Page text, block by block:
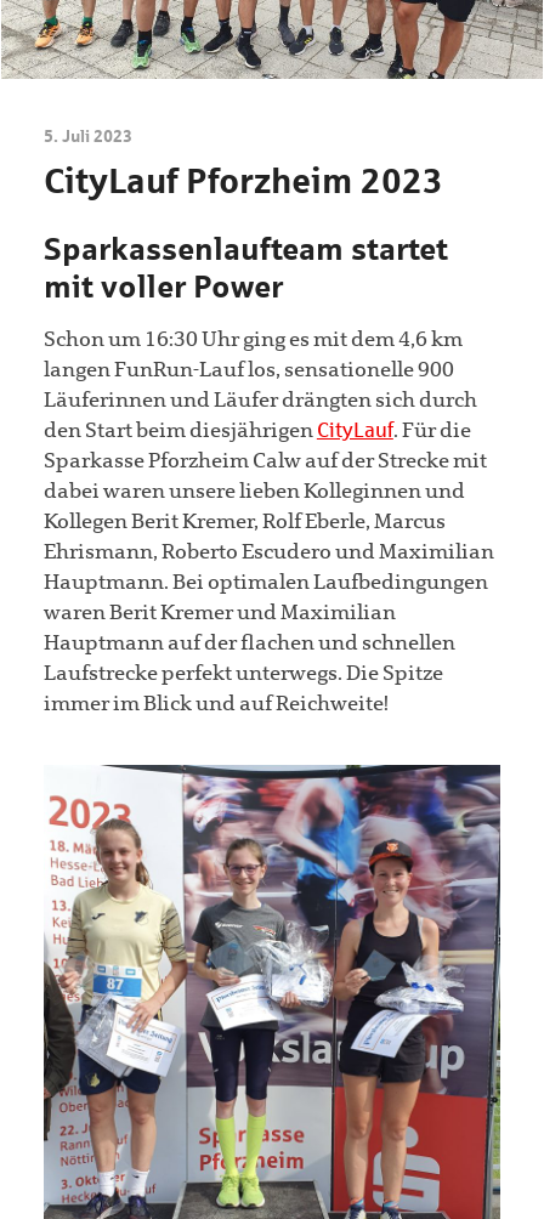
5. Juli 2023
CityLauf Pforzheim 2023
Sparkassenlaufteam startet
mit voller Power
Schon um 16:30 Uhr ging es mit dem 4,6 km
langen FunRun-Lauf los, sensationelle 900
Läuferinnen und Läufer drängten sich durch
den Start beim diesjährigen CityLauf. Für die
Sparkasse Pforzheim Calw auf der Strecke mit
dabei waren unsere lieben Kolleginnen und
Kollegen Berit Kremer, Rolf Eberle, Marcus
Ehrismann, Roberto Escudero und Maximilian
Hauptmann. Bei optimalen Laufbedingungen
waren Berit Kremer und Maximilian
Hauptmann auf der flachen und schnellen
Laufstrecke perfekt unterwegs. Die Spitze
immer im Blick und auf Reichweite!